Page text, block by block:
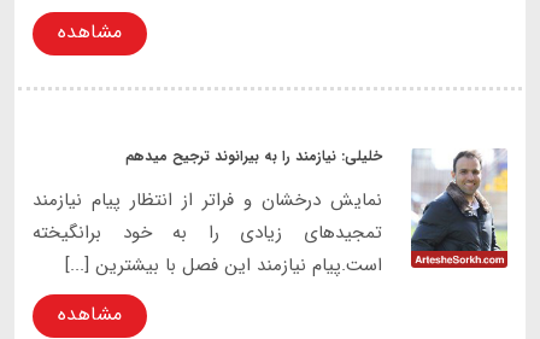
مشاهده
خلیلی: نیازمند را به بیرانوند ترجیح میدهم
نمایش درخشان و فراتر از انتظار پیام نیازمند
تمجیدهای زیادی را به خود برانگیخته
است.پیام نیازمند این فصل با بیشترین [...]
مشاهده